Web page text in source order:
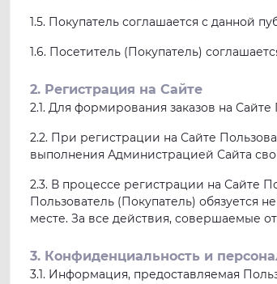
1.5. Покупатель соглашается с данной
1.6. Посетитель (Покупатель)
2. Регистрация на Сайте
2.1. Для формирования заказов на
2.2. При регистрации на Сайте
выполнения Администрацией Сайта
2.3. В процессе регистрации на Сайте
Пользователь (Покупатель) обязуется
месте. За все действия, совершаемые
3. Конфиденциальность и
3.1. Информация, предоставляемая